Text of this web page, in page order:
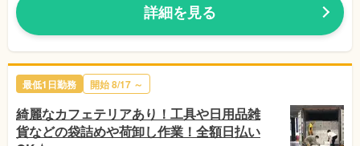
詳細を見る
最低1日勤務 開始 8/17 ～
綺麗なカフェテリアあり！工具や日用品雑
貨などの袋詰めや荷卸し作業！全額日払い